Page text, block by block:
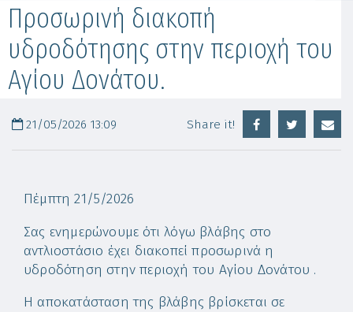
Προσωρινή διακοπή
υδροδότησης στην περιοχή του
Αγίου Δονάτου.
21/05/2026 13:09 Share it!
Πέμπτη 21/5/2026
Σας ενημερώνουμε ότι λόγω βλάβης στο
αντλιοστάσιο έχει διακοπεί προσωρινά η
υδροδότηση στην περιοχή του Αγίου Δονάτου .
Η αποκατάσταση της βλάβης βρίσκεται σε